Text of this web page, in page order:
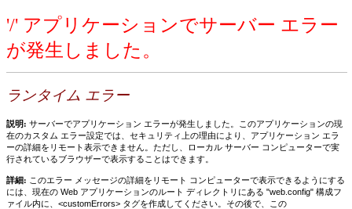
'/' アプリケーションでサーバー エラー
が発生しました。
ランタイム エラー
説明: サーバーでアプリケーション エラーが発生しました。このアプリケーションの現
在のカスタム エラー設定では、セキュリティ上の理由により、アプリケーション エラ
ーの詳細をリモート表示できません。ただし、ローカル サーバー コンピューターで実
行されているブラウザーで表示することはできます。
詳細: このエラー メッセージの詳細をリモート コンピューターで表示できるようにする
には、現在の Web アプリケーションのルート ディレクトリにある "web.config" 構成フ
ァイル内に、<customErrors> タグを作成してください。その後で、この